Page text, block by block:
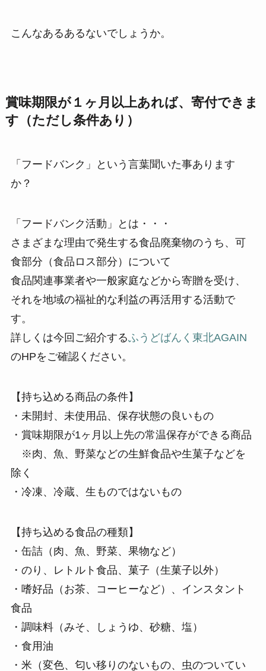
こんなあるあるないでしょうか。
賞味期限が１ヶ月以上あれば、寄付できま
す（ただし条件あり）
「フードバンク」という言葉聞いた事あります
か？
「フードバンク活動」とは・・・
さまざまな理由で発生する食品廃棄物のうち、可
食部分（食品ロス部分）について
食品関連事業者や一般家庭などから寄贈を受け、
それを地域の福祉的な利益の再活用する活動で
す。
詳しくは今回ご紹介するふうどばんく東北AGAIN
のHPをご確認ください。
【持ち込める商品の条件】
・未開封、未使用品、保存状態の良いもの
・賞味期限が1ヶ月以上先の常温保存ができる商品
※肉、魚、野菜などの生鮮食品や生菓子などを
除く
・冷凍、冷蔵、生ものではないもの
【持ち込める食品の種類】
・缶詰（肉、魚、野菜、果物など）
・のり、レトルト食品、菓子（生菓子以外）
・嗜好品（お茶、コーヒーなど）、インスタント
食品
・調味料（みそ、しょうゆ、砂糖、塩）
・食用油
・米（変色、匂い移りのないもの、虫のついてい